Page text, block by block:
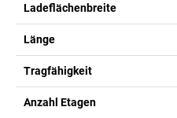
Ladeflächenbreite
Länge
Tragfähigkeit
Anzahl Etagen